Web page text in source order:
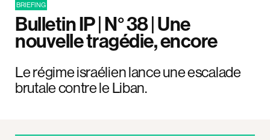
BRIEFING
Bulletin IP | N° 38 | Une
nouvelle tragédie, encore
Le régime israélien lance une escalade
brutale contre le Liban.